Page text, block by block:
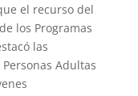
el recurso del
los Programas
las
Adultas